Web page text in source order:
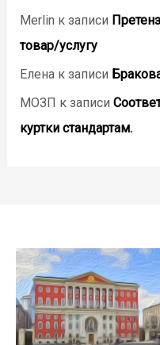
Merlin к записи
товар/услугу
Еленак записи
МОЗП к записи
куртки стандартам.